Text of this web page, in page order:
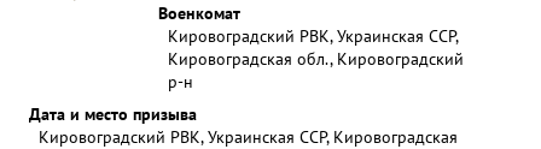
Военкомат
Кировоградский РВК, Украинская ССР,
Кировоградская обл., Кировоградский
р-н
Дата и место призыва
Кировоградский РВК, Украинская ССР, Кировоградская